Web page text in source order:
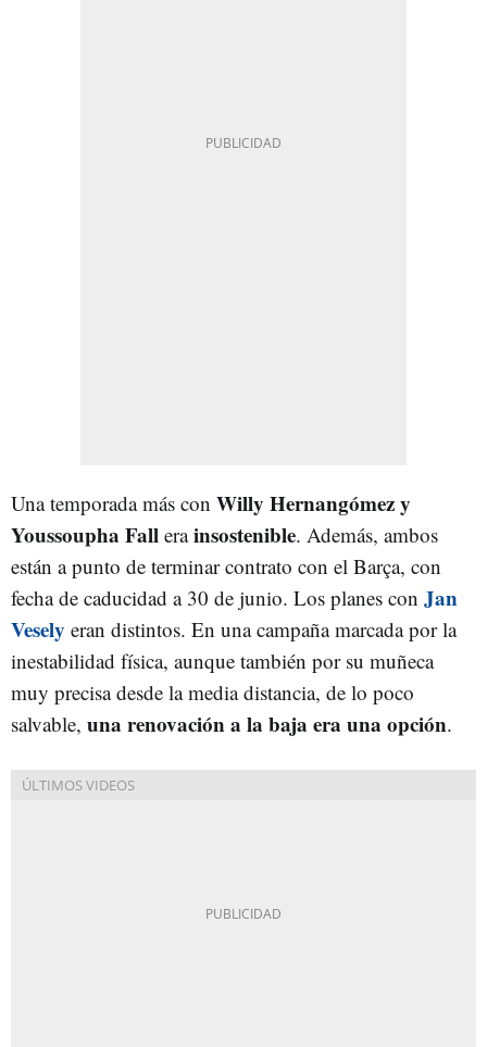
Una temporada más con Willy Hernangómez y
Youssoupha Fall erainsostenible. Además, ambos
están a punto de terminar contrato con el Barça, con
fecha de caducidad a 30 de junio. Los planes con Jan
Vesely eran distintos. En una campaña marcada por la
inestabilidad física, aunque también por su muñeca
muy precisa desde la media distancia, de lo poco
salvable, una renovación a la baja era una opción.